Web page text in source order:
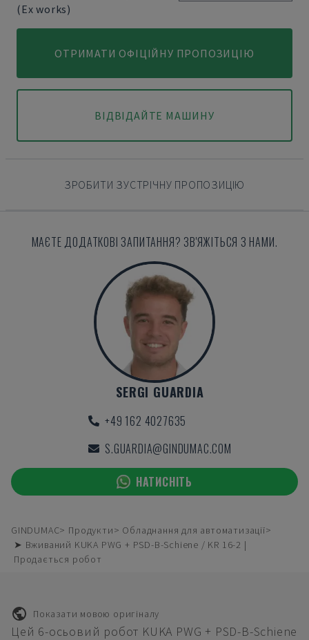
(Ex works)
ОТРИМАТИ ОФІЦІЙНУ ПРОПОЗИЦІЮ
ВІДВІДАЙТЕ МАШИНУ
ЗРОБИТИ ЗУСТРІЧНУ ПРОПОЗИЦІЮ
МАЄТЕ ДОДАТКОВІ ЗАПИТАННЯ? ЗВ'ЯЖІТЬСЯ З НАМИ.
SERGI GUARDIA
+49 162 4027635
S.GUARDIA@GINDUMAC.COM
НАТИСНІТЬ
GINDUMAC Продукти
Обладнання для автоматизації
➤ Вживаний KUKA PWG + PSD-B-Schiene / KR 16-2 |
Продається робот
Показати мовою оригіналу
Цей 6-осьовий робот KUKA PWG + PSD-B-Schiene